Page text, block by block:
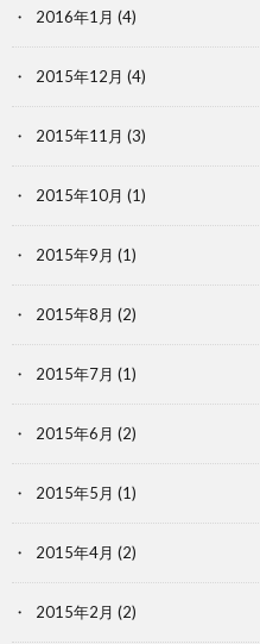
2016年1月 (4)
2015年12月 (4)
2015年11月 (3)
2015年10月 (1)
2015年9月 (1)
2015年8月 (2)
2015年7月 (1)
2015年6月 (2)
2015年5月 (1)
2015年4月 (2)
2015年2月 (2)